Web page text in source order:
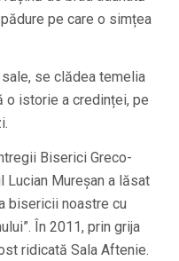
pe care o simțea
se clădea temelia
o istorie a credinței, pe
Biserici Greco-
Lucian Mureșan a lăsat
bisericii noastre cu
În 2011, prin grija
ridicată Sala Aftenie.